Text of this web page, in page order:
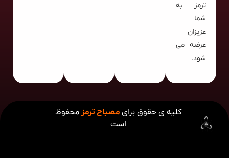
ترمز به
شما
عزیزان
عرضه می
شود.
کلیه ی حقوق برای مصباح ترمز محفوظ
است